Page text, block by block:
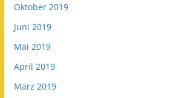
Oktober 2019
Juni 2019
Mai 2019
April 2019
März 2019